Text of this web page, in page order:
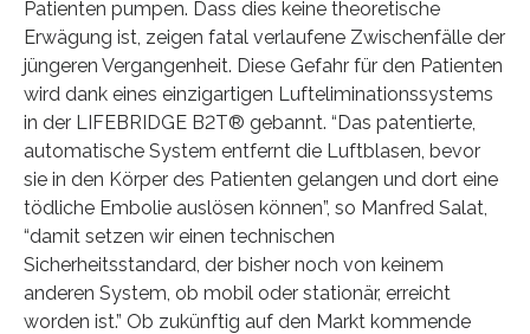
Patienten pumpen. Dass dies keine theoretische
Erwägung ist, zeigen fatal verlaufene Zwischenfälle der
jüngeren Vergangenheit. Diese Gefahr für den Patienten
wird dank eines einzigartigen Lufteliminationssystems
in der LIFEBRIDGE B2T® gebannt. “Das patentierte,
automatische System entfernt die Luftblasen, bevor
sie in den Körper des Patienten gelangen und dort eine
tödliche Embolie auslösen können”, so Manfred Salat,
“damit setzen wir einen technischen
Sicherheitsstandard, der bisher noch von keinem
anderen System, ob mobil oder stationär, erreicht
worden ist.” Ob zukünftig auf den Markt kommende